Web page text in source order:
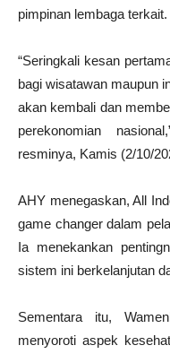
pimpinan lembaga terkait.
“Seringkali kesan
bagi wisatawan maupun
akan kembali dan
perekonomian
resminya, Kamis (2/10/
AHY menegaskan, All
game changer dalam
Ia menekankan
sistem ini berkelanjutan
Sementara itu,
menyoroti aspek